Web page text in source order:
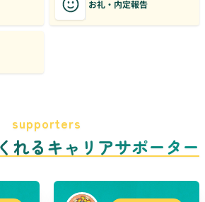
お礼・内定報告
supporters
れるキャリアサポーター